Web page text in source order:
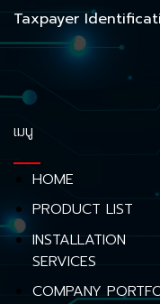
Taxpayer
เมนู
HOME
PRODUCT LIST
INSTALLATION
SERVICES
COMPANY